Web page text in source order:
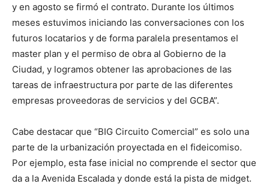
y en agosto se firmó el contrato. Durante los últimos
meses estuvimos iniciando las conversaciones con los
futuros locatarios y de forma paralela presentamos el
master plan y el permiso de obra al Gobierno de la
Ciudad, y logramos obtener las aprobaciones de las
tareas de infraestructura por parte de las diferentes
empresas proveedoras de servicios y del GCBA”.
Cabe destacar que “BIG Circuito Comercial” es solo una
parte de la urbanización proyectada en el fideicomiso.
Por ejemplo, esta fase inicial no comprende el sector que
da a la Avenida Escalada y donde está la pista de midget.